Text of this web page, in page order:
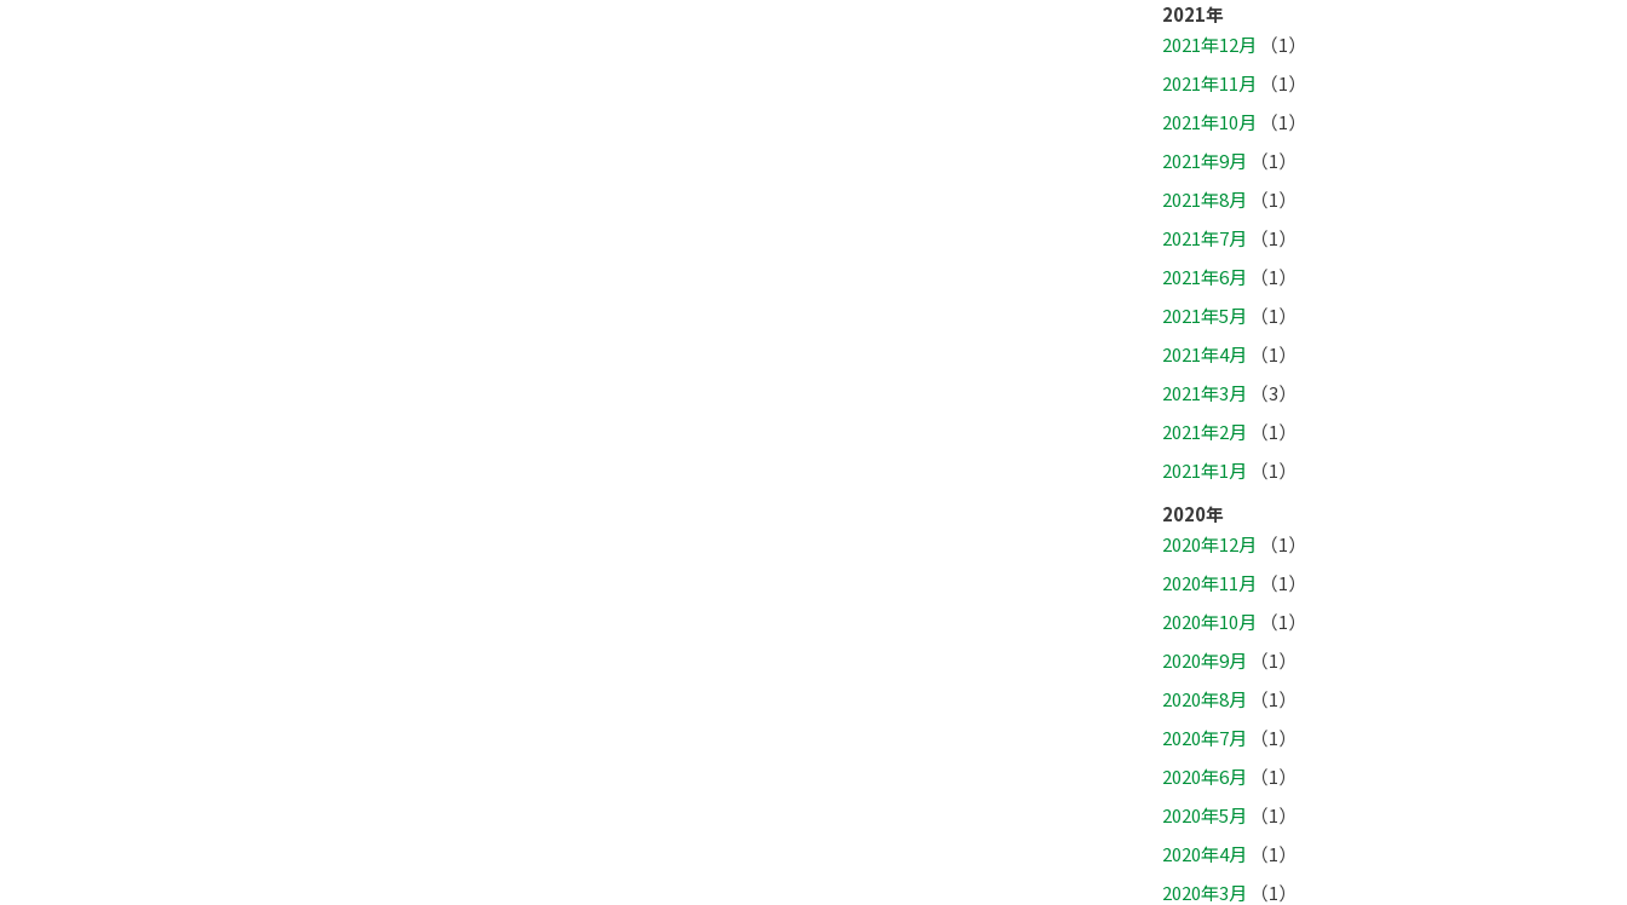
2021年
2021年12月
（1）
2021年11月
（1）
2021年10月
（1）
2021年9月
（1）
2021年8月
（1）
2021年7月
（1）
2021年6月
（1）
2021年5月
（1）
2021年4月
（1）
2021年3月
（3）
2021年2月
（1）
2021年1月
（1）
2020年
2020年12月
（1）
2020年11月
（1）
2020年10月
（1）
2020年9月
（1）
2020年8月
（1）
2020年7月
（1）
2020年6月
（1）
2020年5月
（1）
2020年4月
（1）
2020年3月
（1）